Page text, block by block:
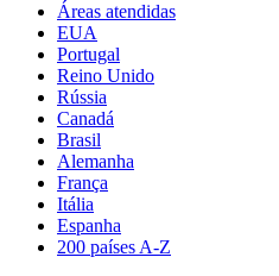
Áreas atendidas
EUA
Portugal
Reino Unido
Rússia
Canadá
Brasil
Alemanha
França
Itália
Espanha
200 países A-Z